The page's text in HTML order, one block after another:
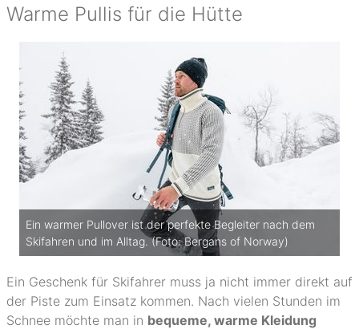
Warme Pullis für die Hütte
Ein warmer Pullover ist der perfekte Begleiter nach dem
Skifahren und im Alltag. (Foto: Bergans of Norway)
Ein Geschenk für Skifahrer muss ja nicht immer direkt auf
der Piste zum Einsatz kommen. Nach vielen Stunden im
Schnee möchte man in bequeme, warme Kleidung